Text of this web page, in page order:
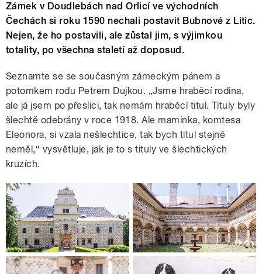
Zámek v Doudlebách nad Orlicí ve východních
Čechách si roku 1590 nechali postavit Bubnové z Litic.
Nejen, že ho postavili, ale zůstal jim, s výjimkou
totality, po všechna staletí až doposud.
Seznamte se se současným zámeckým pánem a
potomkem rodu Petrem Dujkou. „Jsme hraběcí rodina,
ale já jsem po přeslici, tak nemám hraběcí titul. Tituly byly
šlechtě odebrány v roce 1918. Ale maminka, komtesa
Eleonora, si vzala nešlechtice, tak bych titul stejně
neměl,“ vysvětluje, jak je to s tituly ve šlechtických
kruzích.